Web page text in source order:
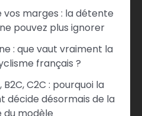
vos marges : la détente
pouvez plus ignorer
: que vaut vraiment la
français ?
C2C : pourquoi la
désormais de la